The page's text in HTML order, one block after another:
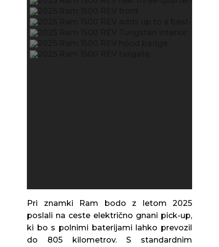
Pri znamki Ram bodo z letom 2025
poslali na ceste električno gnani pick-up,
ki bo s polnimi baterijami lahko prevozil
do 805 kilometrov. S standardnim